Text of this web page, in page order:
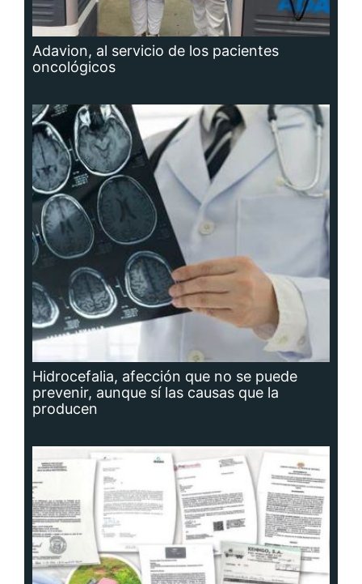
Adavion, al servicio de los pacientes
oncológicos
Hidrocefalia, afección que no se puede
prevenir, aunque sí las causas que la
producen